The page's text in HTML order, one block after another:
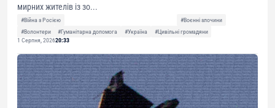
мирних жителів із зо...
#Війна з Росією
#Воєнні злочини
#Волонтери
#Гуманітарна допомога #Україна
#Цивільні громадяни
1 Серпня, 202620:33